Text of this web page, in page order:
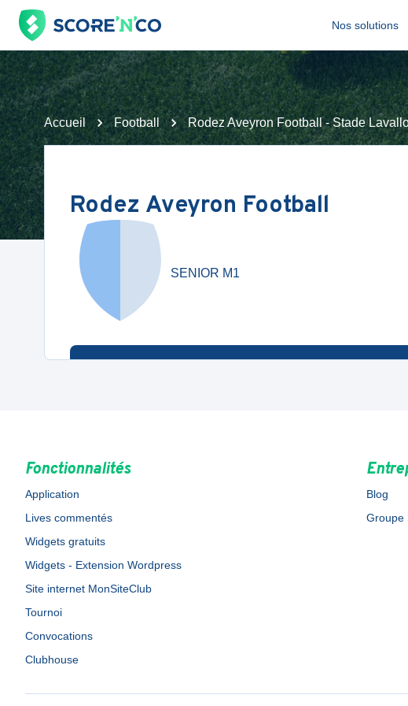
Nos solutions
Accueil Football Rodez Aveyron Football - Stade
Rodez Aveyron Football
SENIOR M1
Fonctionnalités
Application
Lives commentés
Widgets gratuits
Widgets - Extension Wordpress
Site internet MonSiteClub
Tournoi
Convocations
Clubhouse
Blog
Groupe